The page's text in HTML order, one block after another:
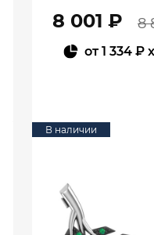
8 001 ₽ 8
от1 334 ₽x
В наличии